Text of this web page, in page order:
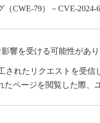
CWE-79）－CVE-2024-
響を受ける可能性があり
されたリクエストを受信
ページを閲覧した際、